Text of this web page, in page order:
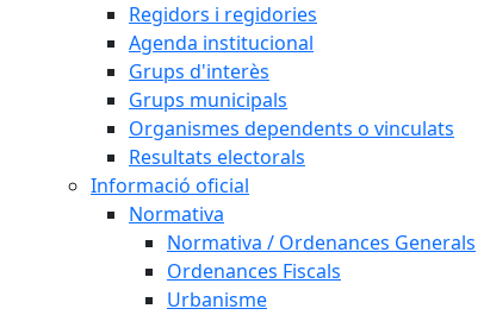
Regidors i regidories
Agenda institucional
Grups d'interès
Grups municipals
Organismes dependents o vinculats
Resultats electorals
Informació oficial
Normativa
Normativa / Ordenances Generals
Ordenances Fiscals
Urbanisme